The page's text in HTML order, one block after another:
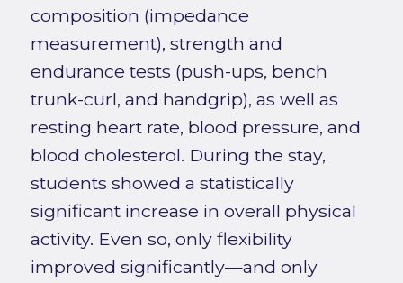
composition (impedance
measurement), strength and
endurance tests (push-ups, bench
trunk-curl, and handgrip), as well as
resting heart rate, blood pressure, and
blood cholesterol. During the stay,
students showed a statistically
significant increase in overall physical
activity. Even so, only flexibility
improved significantly—and only